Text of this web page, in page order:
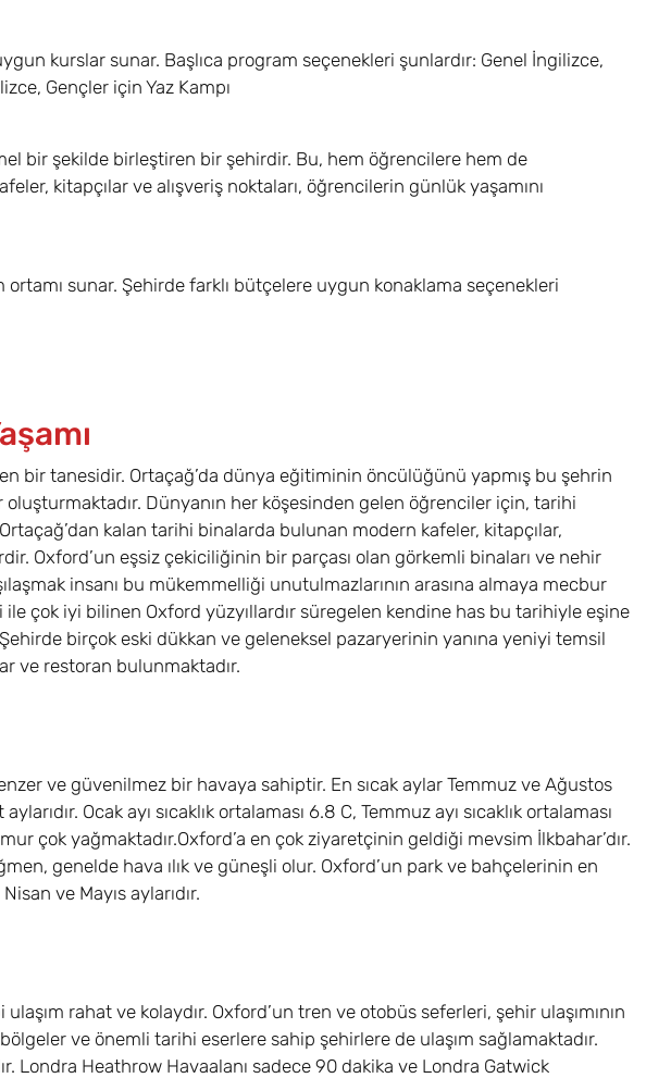
kurslar sunar. Başlıca program seçenekleri şunlardır: Genel İngilizce,
Gençler için Yaz Kampı
bir şekilde birleştiren bir şehirdir. Bu, hem öğrencilere hem de
kitapçılar ve alışveriş noktaları, öğrencilerin günlük yaşamını
sunar. Şehirde farklı bütçelere uygun konaklama seçenekleri
bir tanesidir. Ortaçağ’da dünya eğitiminin öncülüğünü yapmış bu şehrin
Dünyanın her köşesinden gelen öğrenciler için, tarihi
kalan tarihi binalarda bulunan modern kafeler, kitapçılar,
Oxford’un eşsiz çekiciliğinin bir parçası olan görkemli binaları ve nehir
insanı bu mükemmelliği unutulmazlarının arasına almaya mecbur
çok iyi bilinen Oxford yüzyıllardır süregelen kendine has bu tarihiyle eşine
birçok eski dükkan ve geleneksel pazaryerinin yanına yeniyi temsil
ve restoran bulunmaktadır.
ve güvenilmez bir havaya sahiptir. En sıcak aylar Temmuz ve Ağustos
Ocak ayı sıcaklık ortalaması 6.8 C, Temmuz ayı sıcaklık ortalaması
çok yağmaktadır.Oxford’a en çok ziyaretçinin geldiği mevsim İlkbahar’dır.
genelde hava ılık ve güneşli olur. Oxford’un park ve bahçelerinin en
ve Mayıs aylarıdır.
rahat ve kolaydır. Oxford’un tren ve otobüs seferleri, şehir ulaşımının
ve önemli tarihi eserlere sahip şehirlere de ulaşım sağlamaktadır.
Londra Heathrow Havaalanı sadece 90 dakika ve Londra Gatwick